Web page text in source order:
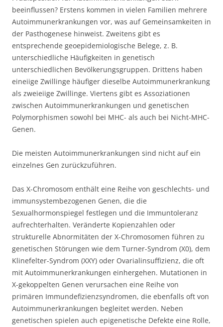
beeinflussen? Erstens kommen in vielen Familien mehrere
Autoimmunerkrankungen vor, was auf Gemeinsamkeiten in
der Pasthogenese hinweist. Zweitens gibt es
entsprechende geoepidemiologische Belege, z. B.
unterschiedliche Häufigkeiten in genetisch
unterschiedlichen Bevölkerungsgruppen. Drittens haben
eineiige Zwillinge häufiger dieselbe Autoimmunerkrankung
als zweieiige Zwillinge. Viertens gibt es Assoziationen
zwischen Autoimmunerkrankungen und genetischen
Polymorphismen sowohl bei MHC- als auch bei Nicht-MHC-
Genen.
Die meisten Autoimmunerkrankungen sind nicht auf ein
einzelnes Gen zurückzuführen.
Das X-Chromosom enthält eine Reihe von geschlechts- und
immunsystembezogenen Genen, die die
Sexualhormonspiegel festlegen und die Immuntoleranz
aufrechterhalten. Veränderte Kopienzahlen oder
strukturelle Abnormitäten der X-Chromosomen führen zu
genetischen Störungen wie dem Turner-Syndrom (X0), dem
Klinefelter-Syndrom (XXY) oder Ovarialinsuffizienz, die oft
mit Autoimmunerkrankungen einhergehen. Mutationen in
X-gekoppelten Genen verursachen eine Reihe von
primären Immundefizienzsyndromen, die ebenfalls oft von
Autoimmunerkrankungen begleitet werden. Neben
genetischen spielen auch epigenetische Defekte eine Rolle,